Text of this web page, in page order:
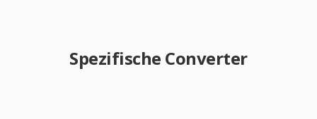
Spezifische Converter